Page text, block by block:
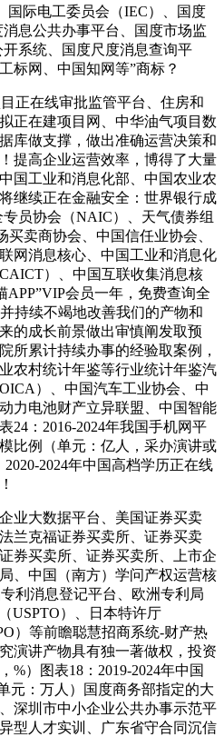
国际电工委员会（IEC）、国度
息公共办事平台、国度市场监
系统、国度尺度消息查询平
标网、中国知网等”商标？
在线审批监管平台、住房和
正在建项目网、中华油气项目数
库做支撑，做出准确运营决策和
提高企业运营效率，博得了大量
国工业和消息化部、中国农业农
继续正在金融安全：世界银行成
员协会（NAIC）、天气债券组
卖商协会、中国信任业协会、
网消息核心、中国工业和消息化
）、中国互联收集消息核
APP”VIP会员一年，免费查询全
持续不竭地改善我们的产物和
的成长前景做出审慎阐发取预
所累计持续办事的经验取案例，
农村统计年鉴等行业统计年鉴汽
）、中国汽车工业协会、中
力电池财产立异联盟、中国智能
24：2016-2024年我国手机网平
比例（单元：亿人，采办演讲或
2024年中国高档学历正在线
大数据平台、美国证券买卖
兰克福证券买卖所、证券买卖
券买卖所、证券买卖所、上市企
、中国（南方）学问产权运营核
利消息登记平台、欧洲专利局
USPTO）、日本特许厅
）等前瞻聪慧招商系统-财产热
演讲产物具有独一著做权，投资
%）图表18：2019-2024年中国
元：万人）国度商务部指定的大
深圳市中小企业公共办事示范平
型人才实训、广东省守合同沉信